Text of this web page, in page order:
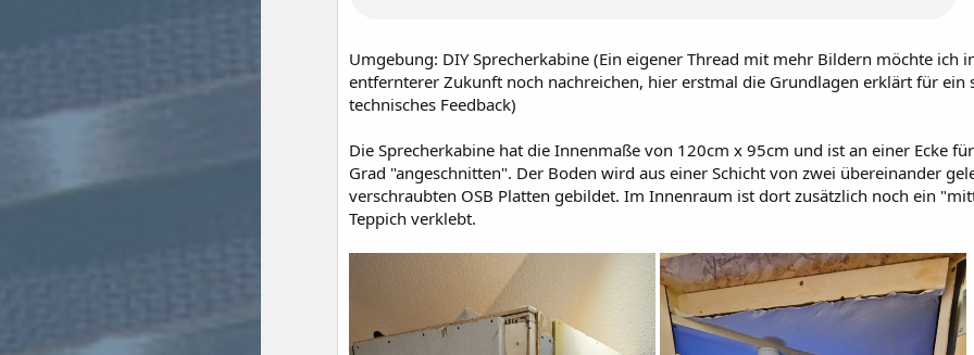
Umgebung: DIY Sprecherkabine (Ein eigener Thread mit mehr Bildern möchte ich
entfernterer Zukunft noch nachreichen, hier erstmal die Grundlagen erklärt für ein
technisches Feedback)
Die Sprecherkabine hat die Innenmaße von 120cm x 95cm und ist an einer Ecke
Grad "angeschnitten". Der Boden wird aus einer Schicht von zwei übereinander
verschraubten OSB Platten gebildet. Im Innenraum ist dort zusätzlich noch ein
Teppich verklebt.